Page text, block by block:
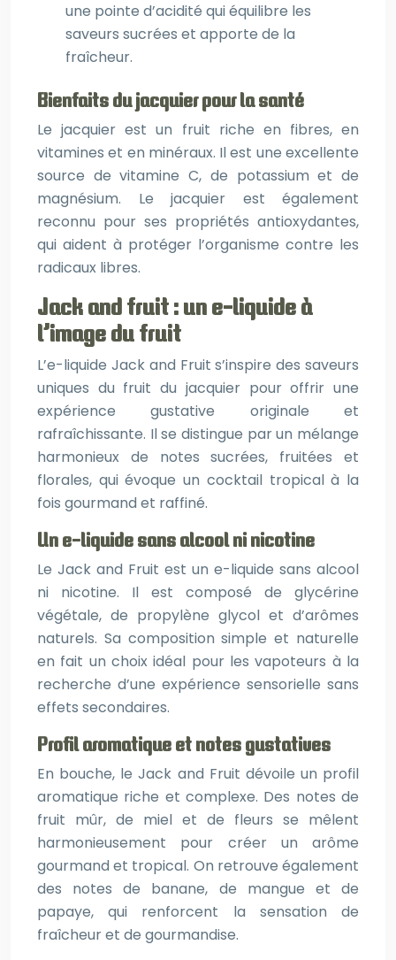
une pointe d’acidité qui équilibre les
saveurs sucrées et apporte de la
fraîcheur.
Bienfaits du jacquier pour la santé
Le jacquier est un fruit riche en fibres, en
vitamines et en minéraux. Il est une excellente
source de vitamine C, de potassium et de
magnésium. Le jacquier est également
reconnu pour ses propriétés antioxydantes,
qui aident à protéger l’organisme contre les
radicaux libres.
Jack and fruit : un e-liquide à
l’image du fruit
L’e-liquide Jack and Fruit s’inspire des saveurs
uniques du fruit du jacquier pour offrir une
expérience gustative originale et
rafraîchissante. Il se distingue par un mélange
harmonieux de notes sucrées, fruitées et
florales, qui évoque un cocktail tropical à la
fois gourmand et raffiné.
Un e-liquide sans alcool ni nicotine
Le Jack and Fruit est un e-liquide sans alcool
ni nicotine. Il est composé de glycérine
végétale, de propylène glycol et d’arômes
naturels. Sa composition simple et naturelle
en fait un choix idéal pour les vapoteurs à la
recherche d’une expérience sensorielle sans
effets secondaires.
Profil aromatique et notes gustatives
En bouche, le Jack and Fruit dévoile un profil
aromatique riche et complexe. Des notes de
fruit mûr, de miel et de fleurs se mêlent
harmonieusement pour créer un arôme
gourmand et tropical. On retrouve également
des notes de banane, de mangue et de
papaye, qui renforcent la sensation de
fraîcheur et de gourmandise.